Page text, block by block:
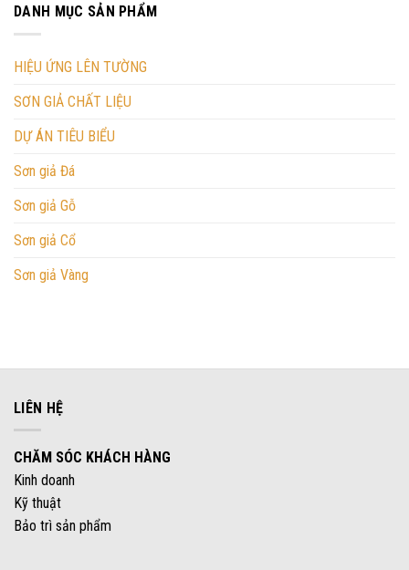
DANH MỤC SẢN PHẨM
HIỆU ỨNG LÊN TƯỜNG
SƠN GIẢ CHẤT LIỆU
DỰ ÁN TIÊU BIỂU
Sơn giả Đá
Sơn giả Gỗ
Sơn giả Cổ
Sơn giả Vàng
LIÊN HỆ
CHĂM SÓC KHÁCH HÀNG
Kinh doanh
Kỹ thuật
Bảo trì sản phẩm